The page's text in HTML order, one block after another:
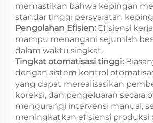
memastikan bahwa kepingan
standar tinggi persyaratan
Pengolahan Efisien: Efisiensi
mampu menangani sejumlah
dalam waktu singkat.
Tingkat otomatisasi tinggi:
dengan sistem kontrol
yang dapat merealisasikan
koreksi, dan pengeluaran secara
mengurangi intervensi manual,
meningkatkan efisiensi produksi